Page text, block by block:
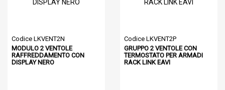
Codice LKVENT2N
MODULO 2 VENTOLE
RAFFREDDAMENTO CON
DISPLAY NERO
Codice LKVENT2P
GRUPPO 2 VENTOLE CON
TERMOSTATO PER ARMADI
RACK LINK EAVI